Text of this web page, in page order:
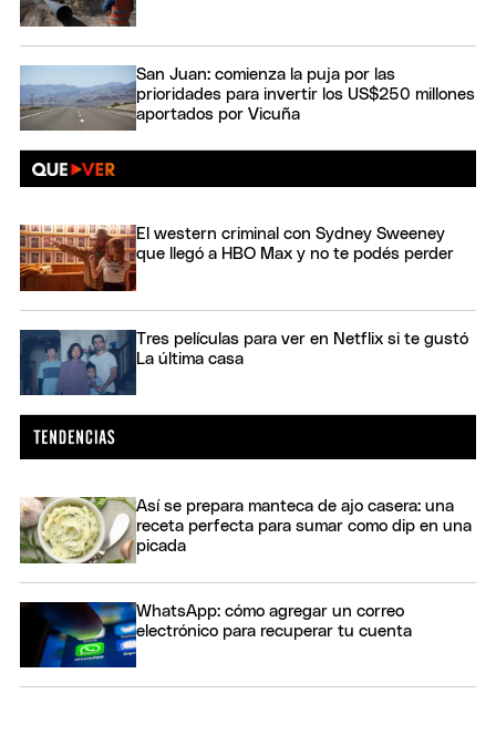
San Juan: comienza la puja por las
prioridades para invertir los US$250 millones
aportados por Vicuña
El western criminal con Sydney Sweeney
que llegó a HBO Max y no te podés perder
Tres películas para ver en Netflix si te gustó
La última casa
Así se prepara manteca de ajo casera: una
receta perfecta para sumar como dip en una
picada
WhatsApp: cómo agregar un correo
electrónico para recuperar tu cuenta